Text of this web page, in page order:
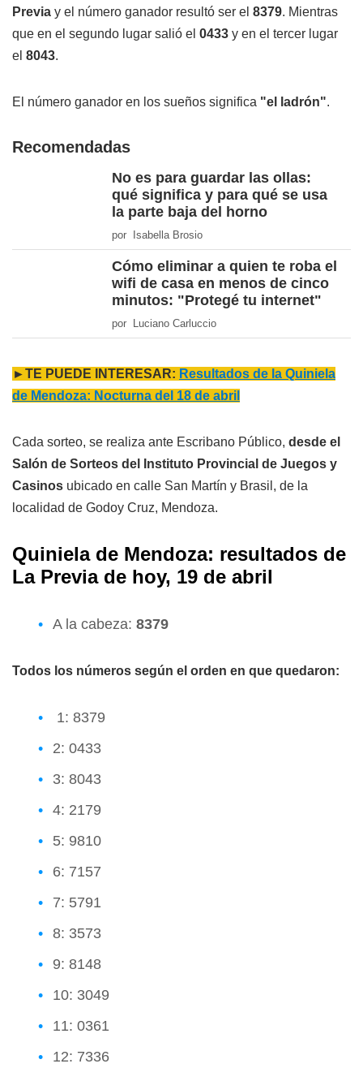
Previa y el número ganador resultó ser el 8379. Mientras
que en el segundo lugar salió el 0433 y en el tercer lugar
el 8043.
El número ganador en los sueños significa "el ladrón".
Recomendadas
No es para guardar las ollas:
qué significa y para qué se usa
la parte baja del horno
por Isabella Brosio
Cómo eliminar a quien te roba el
wifi de casa en menos de cinco
minutos: "Protegé tu internet"
por Luciano Carluccio
►TE PUEDE INTERESAR: Resultados de la Quiniela
de Mendoza: Nocturna del 18 de abril
Cada sorteo, se realiza ante Escribano Público, desde el
Salón de Sorteos del Instituto Provincial de Juegos y
Casinos ubicado en calle San Martín y Brasil, de la
localidad de Godoy Cruz, Mendoza.
Quiniela de Mendoza: resultados de
La Previa de hoy, 19 de abril
A la cabeza: 8379
Todos los números según el orden en que quedaron:
1: 8379
2: 0433
3: 8043
4: 2179
5: 9810
6: 7157
7: 5791
8: 3573
9: 8148
10: 3049
11: 0361
12: 7336